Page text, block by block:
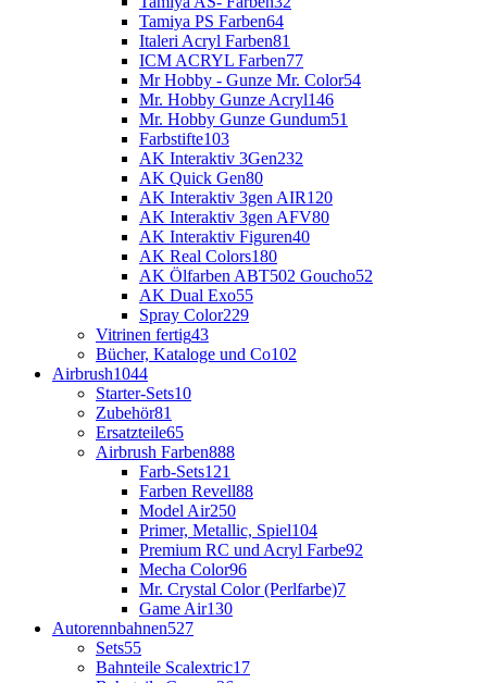
Tamiya PS Farben64
Italeri Acryl Farben81
ICM ACRYL Farben77
Mr Hobby - Gunze Mr. Color54
Mr. Hobby Gunze Acryl146
Mr. Hobby Gunze Gundum51
Farbstifte103
AK Interaktiv 3Gen232
AK Quick Gen80
AK Interaktiv 3gen AIR120
AK Interaktiv 3gen AFV80
AK Interaktiv Figuren40
AK Real Colors180
AK Ölfarben ABT502 Goucho52
AK Dual Exo55
Spray Color229
Vitrinen fertig43
Bücher, Kataloge und Co102
Airbrush1044
Starter-Sets10
Zubehör81
Ersatzteile65
Airbrush Farben888
Farb-Sets121
Farben Revell88
Model Air250
Primer, Metallic, Spiel104
Premium RC und Acryl Farbe92
Mecha Color96
Mr. Crystal Color (Perlfarbe)7
Game Air130
Autorennbahnen527
Sets55
Bahnteile Scalextric17